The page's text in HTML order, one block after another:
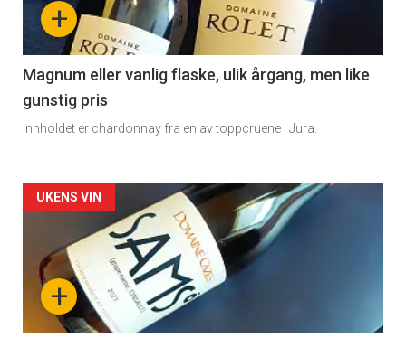
3
+
Magnum eller vanlig flaske, ulik årgang, men like
gunstig pris
Innholdet er chardonnay fra en av toppcruene i Jura.
Forsiden
akkurat
nå+
UKENS VIN